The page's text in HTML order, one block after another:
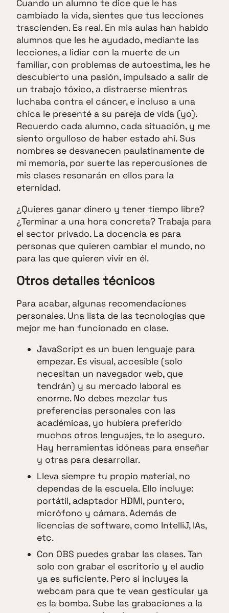
Cuando un alumno te dice que le has
cambiado la vida, sientes que tus lecciones
trascienden. Es real. En mis aulas han habido
alumnos que les he ayudado, mediante las
lecciones, a lidiar con la muerte de un
familiar, con problemas de autoestima, les he
descubierto una pasión, impulsado a salir de
un trabajo tóxico, a distraerse mientras
luchaba contra el cáncer, e incluso a una
chica le presenté a su pareja de vida (yo).
Recuerdo cada alumno, cada situación, y me
siento orgulloso de haber estado ahí. Sus
nombres se desvanecen paulatinamente de
mi memoria, por suerte las repercusiones de
mis clases resonarán en ellos para la
eternidad.
¿Quieres ganar dinero y tener tiempo libre?
¿Terminar a una hora concreta? Trabaja para
el sector privado. La docencia es para
personas que quieren cambiar el mundo, no
para las que quieren vivir en él.
Otros detalles técnicos
Para acabar, algunas recomendaciones
personales. Una lista de las tecnologías que
mejor me han funcionado en clase.
JavaScript es un buen lenguaje para
empezar. Es visual, accesible (solo
necesitan un navegador web, que
tendrán) y su mercado laboral es
enorme. No debes mezclar tus
preferencias personales con las
académicas, yo hubiera preferido
muchos otros lenguajes, te lo aseguro.
Hay herramientas idóneas para enseñar
y otras para desarrollar.
Lleva siempre tu propio material, no
dependas de la escuela. Ello incluye:
portátil, adaptador HDMI, puntero,
micrófono y cámara. Además de
licencias de software, como IntelliJ, IAs,
etc.
Con OBS puedes grabar las clases. Tan
solo con grabar el escritorio y el audio
ya es suficiente. Pero si incluyes la
webcam para que te vean gesticular ya
es la bomba. Sube las grabaciones a la